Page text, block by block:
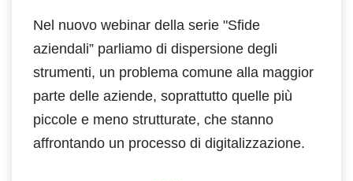
Nel nuovo webinar della serie "Sfide
aziendali” parliamo di dispersione degli
strumenti, un problema comune alla maggior
parte delle aziende, soprattutto quelle più
piccole e meno strutturate, che stanno
affrontando un processo di digitalizzazione.